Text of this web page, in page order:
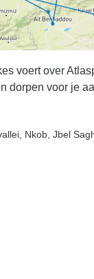
voert over
dorpen voor je
, Nkob , Jbel